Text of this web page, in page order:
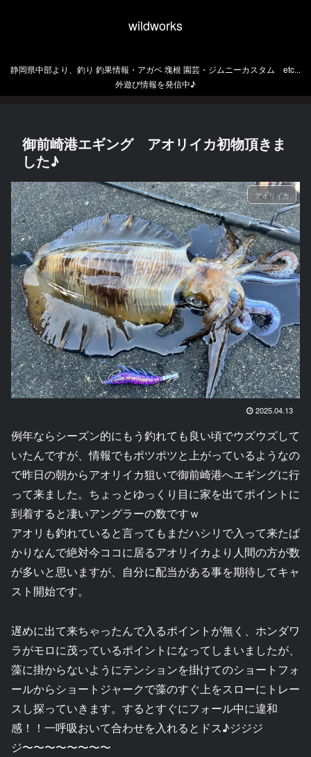
wildworks
静岡県中部より、釣り 釣果情報・アガベ 塊根 園芸・ジムニーカスタム etc...
外遊び情報を発信中♪
御前崎港エギング アオリイカ初物頂きま
した♪
アオリイカ
2025.04.13
例年ならシーズン的にもう釣れても良い頃でウズウズして
いたんですが、情報でもポツポツと上がっているようなの
で昨日の朝からアオリイカ狙いで御前崎港へエギングに行
って来ました。ちょっとゆっくり目に家を出てポイントに
到着すると凄いアングラーの数ですｗ
アオリも釣れていると言ってもまだハシリで入って来たば
かりなんで絶対今ココに居るアオリイカより人間の方が数
が多いと思いますが、自分に配当がある事を期待してキャ
スト開始です。
遅めに出て来ちゃったんで入るポイントが無く、ホンダワ
ラがモロに茂っているポイントになってしまいましたが、
藻に掛からないようにテンションを掛けてのショートフォ
ールからショートジャークで藻のすぐ上をスローにトレー
スし探っていきます。するとすぐにフォール中に違和
感！！一呼吸おいて合わせを入れるとドス♪ジジジ
ジ〜〜〜〜〜〜〜〜